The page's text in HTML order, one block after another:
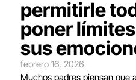
permitirle
poner
sus
febrero 16, 2026
Muchos padres piensan que